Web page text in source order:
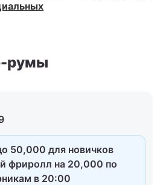
румы
50,000 для новичков
фриролл на 20,000 по
в 20:00